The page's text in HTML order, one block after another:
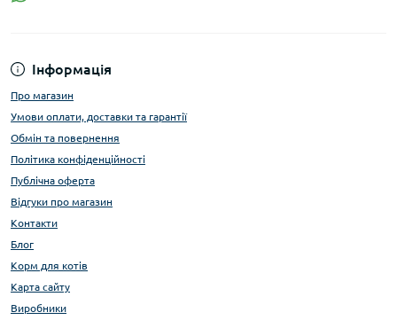
Інформація
Про магазин
Умови оплати, доставки та гарантії
Обмін та повернення
Політика конфіденційності
Публічна оферта
Відгуки про магазин
Контакти
Блог
Корм для котів
Карта сайту
Виробники